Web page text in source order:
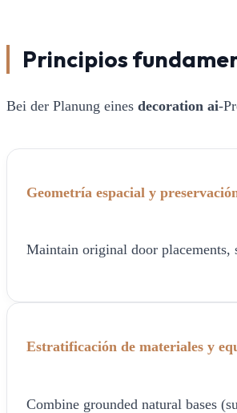
Principios
Bei der Planung eines decoration ai-
Geometría espacial y
Maintain original door placements,
Estratificación de materiales y
Combine grounded natural bases